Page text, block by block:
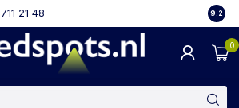
21 48 29.2
0